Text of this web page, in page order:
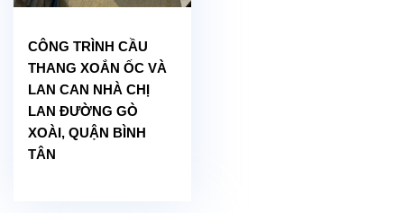
CÔNG TRÌNH CẦU
THANG XOẮN ỐC VÀ
LAN CAN NHÀ CHỊ
LAN ĐƯỜNG GÒ
XOÀI, QUẬN BÌNH
TÂN